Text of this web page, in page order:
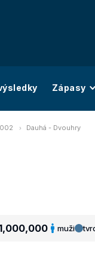
Zápasy
Dauhá - Dvouhry
muži